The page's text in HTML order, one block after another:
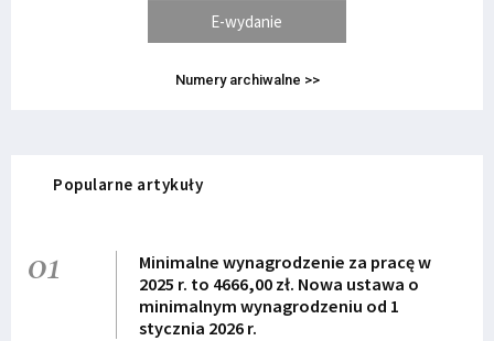
E-wydanie
Numery archiwalne >>
Popularne artykuły
01
Minimalne wynagrodzenie za pracę w
2025 r. to 4666,00 zł. Nowa ustawa o
minimalnym wynagrodzeniu od 1
stycznia 2026 r.